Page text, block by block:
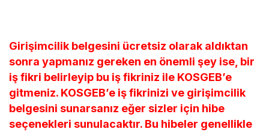
Girişimcilik belgesini ücretsiz olarak aldıktan
sonra yapmanız gereken en önemli şey ise, bir
iş fikri belirleyip bu iş fikriniz ile KOSGEB’e
gitmeniz. KOSGEB’e iş fikrinizi ve girişimcilik
belgesini sunarsanız eğer sizler için hibe
seçenekleri sunulacaktır. Bu hibeler genellikle